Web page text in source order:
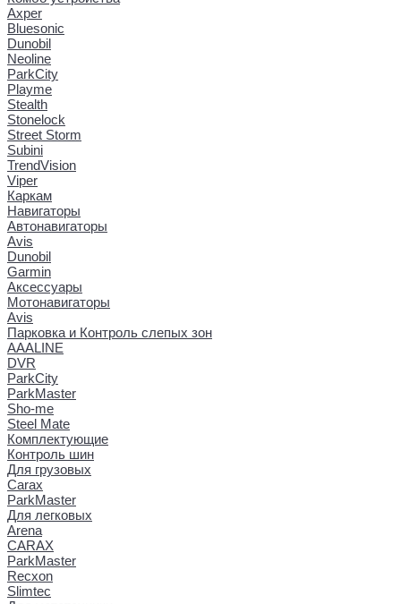
Axper
Bluesonic
Dunobil
Neoline
ParkCity
Playme
Stealth
Stonelock
Street Storm
Subini
TrendVision
Viper
Каркам
Навигаторы
Автонавигаторы
Avis
Dunobil
Garmin
Аксессуары
Мотонавигаторы
Avis
Парковка и Контроль слепых зон
AAALINE
DVR
ParkCity
ParkMaster
Sho-me
Steel Mate
Комплектующие
Контроль шин
Для грузовых
Carax
ParkMaster
Для легковых
Arena
CARAX
ParkMaster
Recxon
Slimtec